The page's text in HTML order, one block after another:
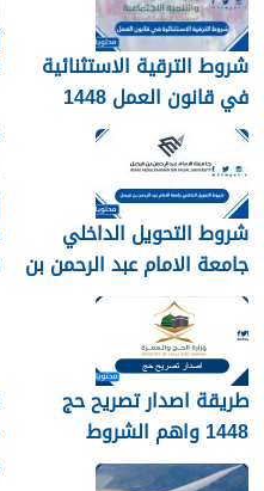
شروط الترقية الاستثنائية
في قانون العمل 1448
شروط التحويل الداخلي
جامعة الامام عبد الرحمن بن
فيصل 1448
طريقة اصدار تصريح حج
1448 واهم الشروط
المطلوبة بالتفصيل